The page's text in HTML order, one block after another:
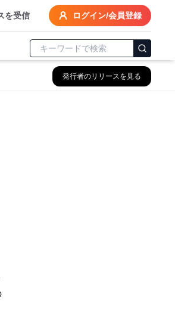
を受信 ログイン/会員登録
発行者のリリースを見る